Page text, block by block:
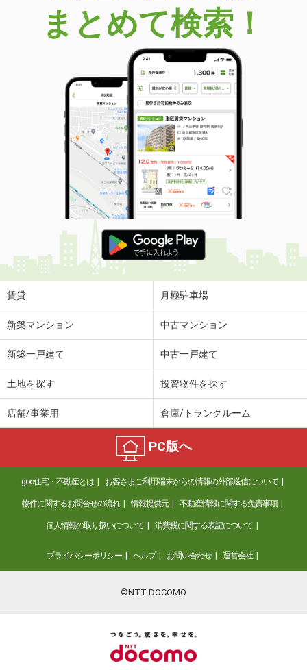
まとめて検索！
賃貸 月極駐車場
新築マンション 中古マンション
新築一戸建て 中古一戸建て
土地を探す 投資物件を探す
店舗/事業用 倉庫/トランクルーム
PC版へ
goo住宅・不動産とは お客さまご利用端末からの情報の外部送信について
物件に関するお問合せの流れ 情報提供元 不動産情報に関する免責事項
個人情報の取り扱いについて 消費税に関する表記について
プライバシーポリシー ヘルプ お問い合わせ 運営会社
©NTT DOCOMO